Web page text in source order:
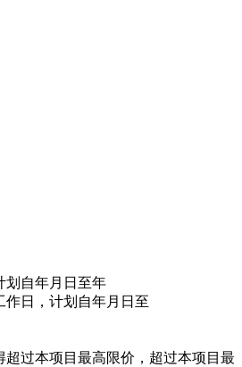
划自年月日至年
作日，计划自年月日至
超过本项目最高限价，超过本项目最